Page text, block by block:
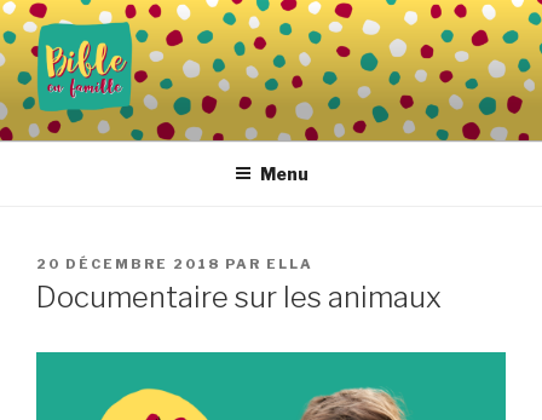
Aller
au
contenu
principal
BIBLE EN FAMILLE
Vivre la Parole de Dieu au quotidien
Menu
PUBLIÉ
LE
20 DÉCEMBRE 2018 PAR ELLA
Documentaire sur les animaux